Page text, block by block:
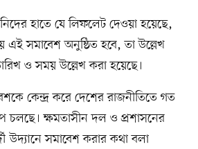
হাতে যে লিফলেট দেওয়া হয়েছে,
এই সমাবেশ অনুষ্ঠিত হবে, তা উল্লেখ
ও সময় উল্লেখ করা হয়েছে।
কেন্দ্র করে দেশের রাজনীতিতে গত
চলছে। ক্ষমতাসীন দল ও প্রশাসনের
উদ্যানে সমাবেশ করার কথা বলা